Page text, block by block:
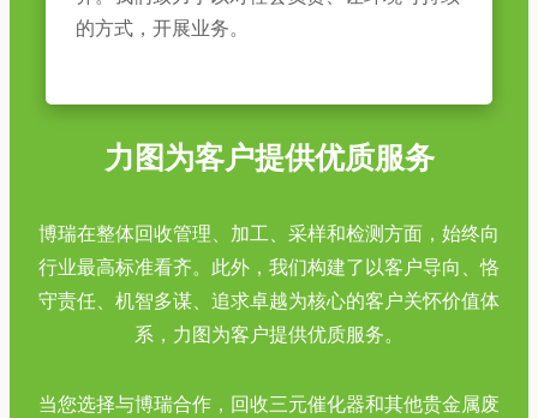
力图为客户提供优质服务
博瑞在整体回收管理、加工、采样和检测方面，始终向
行业最高标准看齐。此外，我们构建了以客户导向、恪
守责任、机智多谋、追求卓越为核心的客户关怀价值体
系，力图为客户提供优质服务。
当您选择与博瑞合作，回收三元催化器和其他贵金属废
的方式，开展业务。